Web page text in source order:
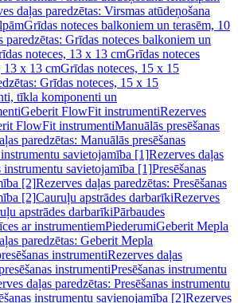
daļas paredzētas: Virsmas atūdeņošana
Grīdas noteces balkoniem un terasēm, 10
paredzētas: Grīdas noteces balkoniem un
noteces, 13 x 13 cmGrīdas noteces
13 x 13 cmGrīdas noteces, 15 x 15
Grīdas noteces, 15 x 15
tīkla komponenti un
Geberit FlowFit instrumentiRezerves
FlowFit instrumentiManuālās presēšanas
paredzētas: Manuālās presēšanas
instrumentu savietojamība [1]Rezerves daļas
instrumentu savietojamība [1]Presēšanas
[2]Rezerves daļas paredzētas: Presēšanas
[2]Cauruļu apstrādes darbarīkiRezerves
apstrādes darbarīkiPārbaudes
ar instrumentiemPiederumiGeberit Mepla
paredzētas: Geberit Mepla
instrumentiRezerves daļas
instrumentiPresēšanas instrumentu
daļas paredzētas: Presēšanas instrumentu
instrumentu savienojamība [2]Rezerves